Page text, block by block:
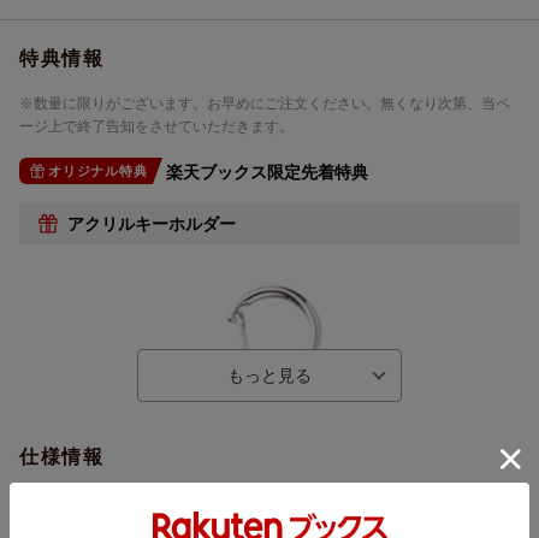
特典情報
※数量に限りがございます。お早めにご注文ください。無くなり次第、当ペ
ージ上で終了告知をさせていただきます。
オリジナル特典 楽天ブックス限定先着特典
アクリルキーホルダー
仕様情報